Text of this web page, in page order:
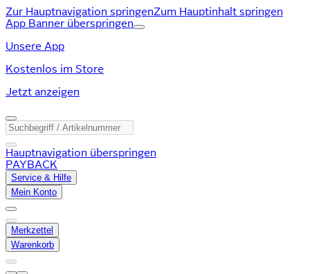
Zur Hauptnavigation springenZum Hauptinhalt springen
App Banner überspringen
Unsere App
Kostenlos im Store
Jetzt anzeigen
Hauptnavigation überspringen
PAYBACK
Service & Hilfe
Mein Konto
Merkzettel
Warenkorb